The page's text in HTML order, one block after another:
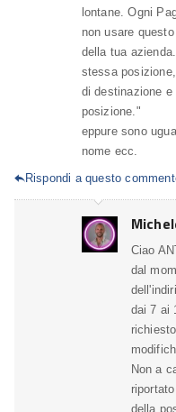
lontane. Ogni
non usare
della tua
stessa
di destinazione e
posizione."
eppure sono
nome ecc.
Rispondi a questo
Ciao
dal
dai 7 ai
Non a
della